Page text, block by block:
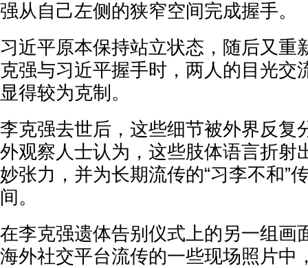
强从自己左侧的狭窄空间完成握手。
习近平原本保持站立状态，随后又重
克强与习近平握手时，两人的目光交
显得较为克制。
李克强去世后，这些细节被外界反复
外观察人士认为，这些肢体语言折射
妙张力，并为长期流传的“习李不和”
间。
在李克强遗体告别仪式上的另一组画
海外社交平台流传的一些现场照片中